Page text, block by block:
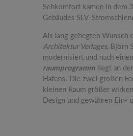
Sehkomfort kamen in dem
Gebäudes SLV-
Als lang gehegten Wunsch
Architektur Verlages, Björn
modernisiert und nach
raumprogramm liegt an
Hafens. Die zwei großen
kleinen Raum größer
Design und gewähren Ein-